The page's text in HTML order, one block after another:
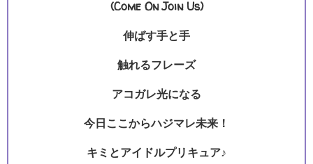
(Come On Join Us)
伸ばす手と手
触れるフレーズ
アコガレ光になる
今日ここからハジマレ未来！
キミとアイドルプリキュア♪